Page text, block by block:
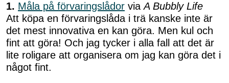
1. Måla på förvaringslådor viaA Bubbly Life
Att köpa en förvaringslåda i trä kanske inte är
det mest innovativa en kan göra. Men kul och
fint att göra! Och jag tycker i alla fall att det är
lite roligare att organisera om jag kan göra det i
något fint.